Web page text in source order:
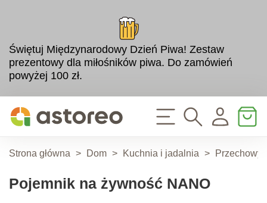
Świętuj Międzynarodowy Dzień Piwa! Zestaw
prezentowy dla miłośników piwa. Do zamówień
powyżej 100 zł.
Strona główna > Dom > Kuchnia i jadalnia >
Pojemnik na żywność NANO